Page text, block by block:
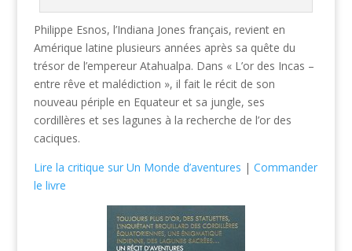
Philippe Esnos, l’Indiana Jones français, revient en
Amérique latine plusieurs années après sa quête du
trésor de l’empereur Atahualpa. Dans « L’or des Incas –
entre rêve et malédiction », il fait le récit de son
nouveau périple en Equateur et sa jungle, ses
cordillères et ses lagunes à la recherche de l’or des
caciques.
Lire la critique sur Un Monde d’aventures | Commander
le livre